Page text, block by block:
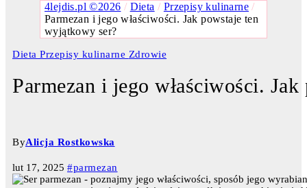
4lejdis.pl ©2026 / Dieta / Przepisy kulinarne /
Parmezan i jego właściwości. Jak powstaje ten
wyjątkowy ser?
Dieta Przepisy kulinarne Zdrowie
Parmezan i jego właściwości.
ByAlicja Rostkowska
lut 17, 2025 #parmezan